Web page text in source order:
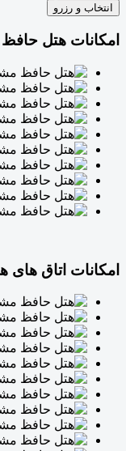
انتخاب و رزرو
امکانات هتل
امکانات اتاق